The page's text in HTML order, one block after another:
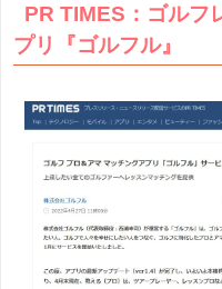
PR TIMES：ゴルフ
プリ『ゴルフル』